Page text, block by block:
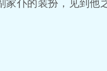
仆的装扮，见到他